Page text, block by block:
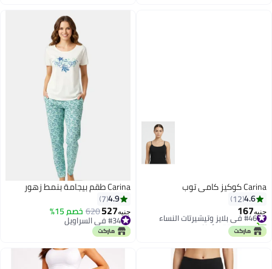
Carina كوكيز كامي توب
4.6
12
جنيه167
#46 في بلايز وتيشيرتات النساء
تم بيع +50 مؤخرًا
#46 في بلايز وتيشيرتات النساء
Carina طقم بيجامة بنمط زهور
4.9
7
جنيه527
620 خصم 15%
#34 في السراويل
#34 في السراويل